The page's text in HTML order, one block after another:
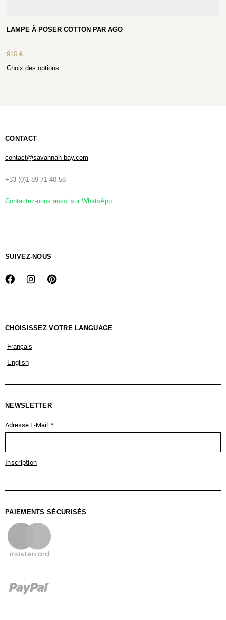
LAMPE À POSER COTTON PAR AGO
910€
Choix des options
CONTACT
contact@savannah-bay.com
+33 (0)1 89 71 40 58
Contactez-nous aussi sur WhatsApp
SUIVEZ-NOUS
CHOISISSEZ VOTRE LANGUAGE
Français
English
NEWSLETTER
Adresse E-Mail
Inscription
PAIEMENTS SÉCURISÉS